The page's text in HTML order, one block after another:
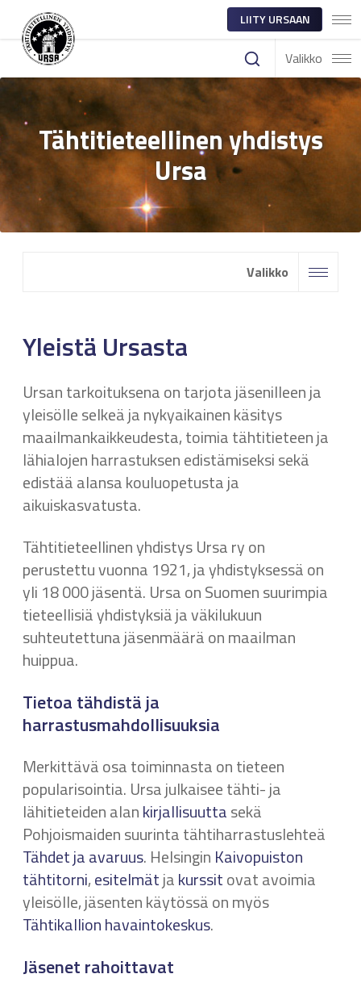
LIITY URSAAN
Valikko
Tähtitieteellinen yhdistys
Ursa
Valikko
Yleistä Ursasta
Ursan tarkoituksena on tarjota jäsenilleen ja
yleisölle selkeä ja nykyaikainen käsitys
maailmankaikkeudesta, toimia tähtitieteen ja
lähialojen harrastuksen edistämiseksi sekä
edistää alansa kouluopetusta ja
aikuiskasvatusta.
Tähtitieteellinen yhdistys Ursa ry on
perustettu vuonna 1921, ja yhdistyksessä on
yli 18 000 jäsentä. Ursa on Suomen suurimpia
tieteellisiä yhdistyksiä ja väkilukuun
suhteutettuna jäsenmäärä on maailman
huippua.
Tietoa tähdistä ja
harrastusmahdollisuuksia
Merkittävä osa toiminnasta on tieteen
popularisointia. Ursa julkaisee tähti- ja
lähitieteiden alankirjallisuuttasekä
Pohjoismaiden suurinta tähtiharrastuslehteä
Tähdet ja avaruus. Helsingin Kaivopuiston
tähtitorni,esitelmätjakurssitovat avoimia
yleisölle, jäsenten käytössä on myös
Tähtikallion havaintokeskus.
Jäsenet rahoittavat